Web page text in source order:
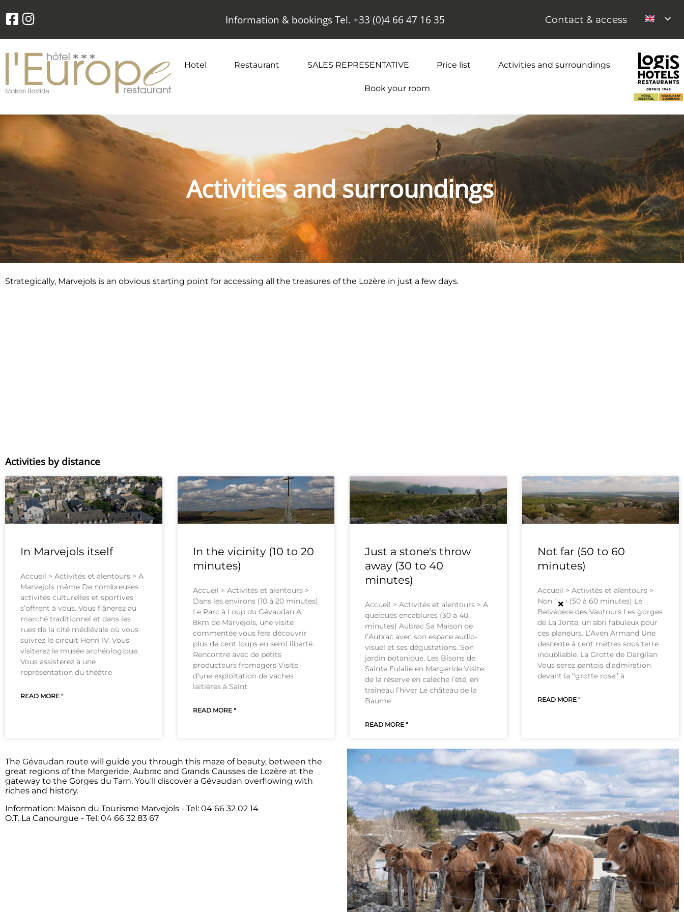
Information & bookings Tel. +33 (0)4 66 47 16 35 Contact & access
Hotel Restaurant SALES REPRESENTATIVE Price list Activities and surroundings
Book your room
Activities and surroundings
Strategically, Marvejols is an obvious starting point for accessing all the treasures of the Lozère in just a few days.
Activities by distance
In Marvejols itself
Accueil > Activités et alentours > A
Marvejols même De nombreuses
activités culturelles et sportives
s’offrent à vous. Vous flânerez au
marché traditionnel et dans les
rues de la cité médiévale où vous
suivrez le circuit Henri IV. Vous
visiterez le musée archéologique.
Vous assisterez à une
représentation du théâtre
READ MORE "
In the vicinity (10 to 20
minutes)
Accueil > Activités et alentours >
Dans les environs (10 à 20 minutes)
Le Parc à Loup du Gévaudan A
8km de Marvejols, une visite
commentée vous fera découvrir
plus de cent loups en semi liberté.
Rencontre avec de petits
producteurs fromagers Visite
d’une exploitation de vaches
laitières à Saint
READ MORE "
Just a stone's throw
away (30 to 40
minutes)
Accueil > Activités et alentours > A
quelques encablures (30 à 40
minutes) Aubrac Sa Maison de
l’Aubrac avec son espace audio-
visuel et ses dégustations. Son
jardin botanique. Les Bisons de
Sainte Eulalie en Margeride Visite
de la réserve en calèche l’été, en
traîneau l’hiver Le château de la
Baume
READ MORE "
Not far (50 to 60
minutes)
Accueil > Activités et alentours >
Non loin (50 à 60 minutes) Le
Belvédère des Vautours Les gorges
de La Jonte, un abri fabuleux pour
ces planeurs. L’Aven Armand Une
descente à cent mètres sous terre
inoubliable. La Grotte de Dargilan
Vous serez pantois d’admiration
devant la ‘‘grotte rose’’ à
READ MORE "
The Gévaudan route will guide you through this maze of beauty, between the
great regions of the Margeride, Aubrac and Grands Causses de Lozère at the
gateway to the Gorges du Tarn. You'll discover a Gévaudan overflowing with
riches and history.
Information: Maison du Tourisme Marvejols - Tel: 04 66 32 02 14
O.T. La Canourgue - Tel: 04 66 32 83 67